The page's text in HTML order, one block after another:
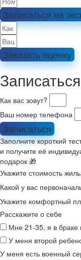
Записаться на
Заказать оценку
Как вас зовут?
Ваш номер телефона
Записаться
Заполните короткий
и получите её
подарок 🎁
Укажите стоимость
Какой у вас
Укажите комфортный
Расскажите о себе
Мне 21-35, я в браке
У меня второй
У меня есть военный